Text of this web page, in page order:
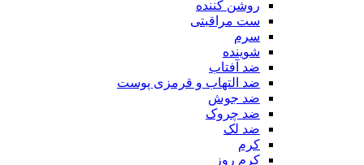
روشن کننده
ست مراقبتی
سرم
شوینده
ضد آفتاب
ضد التهاب و قرمزی پوست
‌ضد جوش
ضد چروک
ضد لک
کرم
کرم روز